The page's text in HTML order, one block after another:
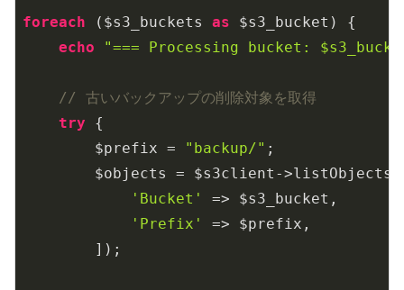
foreach ($s3_buckets as $s3_bucket) {
echo
"=== Processing bucket:
// 古いバックアップの削除対象を取得
try {
        $prefix =
"backup/" ;
$objects = $s3client-
'Bucket'
=> $s3_bucket,
'Prefix'
=> $prefix,
        ]);